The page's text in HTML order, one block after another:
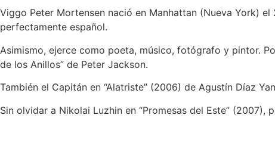
Viggo Peter Mortensen nació en Manhattan (Nueva York)
perfectamente español.
Asimismo, ejerce como poeta, músico, fotógrafo y pintor.
de los Anillos” de Peter Jackson.
También el Capitán en “Alatriste” (2006) de Agustín Díaz
Sin olvidar a Nikolai Luzhin en “Promesas del Este” (2007),